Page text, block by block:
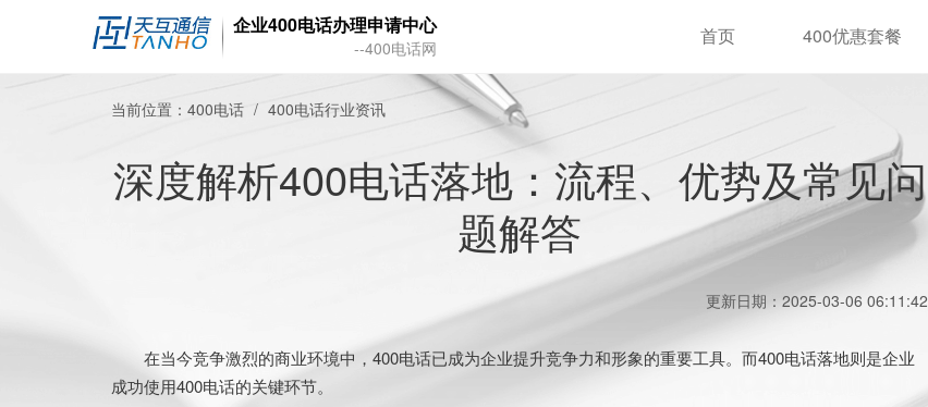
企业400电话办理申请中心
--400电话网 首页 400优惠套餐
当前位置： 400电话 400电话行业资讯
深度解析400电话落地：流程、优势及常见问
题解答
更新日期：2025-03-06 06:11:42
在当今竞争激烈的商业环境中，400电话已成为企业提升竞争力和形象的重要工具。而400电话落地则是企业
成功使用400电话的关键环节。